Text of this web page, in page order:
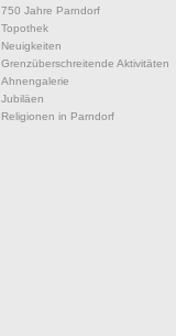
750 Jahre Parndorf
Topothek
Neuigkeiten
Grenzüberschreitende Aktivitäten
Ahnengalerie
Jubiläen
Religionen in Parndorf